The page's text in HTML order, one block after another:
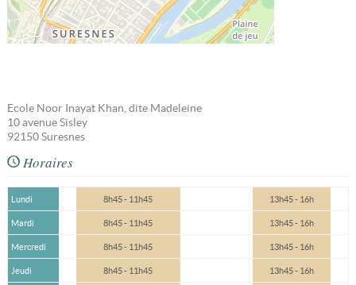
Ecole Noor Inayat Khan, dite Madeleine
10 avenue Sisley
92150 Suresnes
Horaires
Lundi 8h45 - 11h45 13h45 - 16h
Mardi 8h45 - 11h45 13h45 - 16h
Mercredi 8h45 - 11h45 13h45 - 16h
Jeudi 8h45 - 11h45 13h45 - 16h